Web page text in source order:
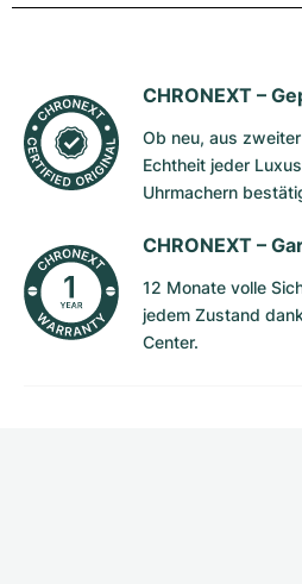
CHRONEXT –
Ob neu, aus
Echtheit jeder
Uhrmachern
CHRONEXT –
12 Monate volle
jedem Zustand
Center.